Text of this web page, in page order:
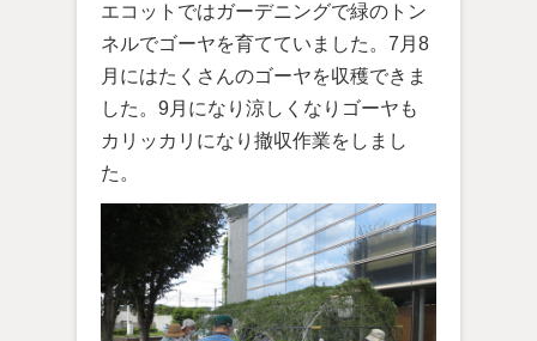
エコットではガーデニングで緑のトン
ネルでゴーヤを育てていました。7月8
月にはたくさんのゴーヤを収穫できま
した。9月になり涼しくなりゴーヤも
カリッカリになり撤収作業をしまし
た。